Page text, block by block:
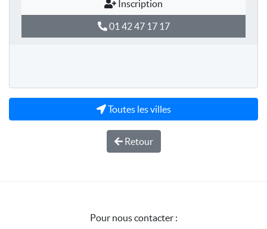
Inscription
01 42 47 17 17
Toutes les villes
Retour
Pour nous contacter :